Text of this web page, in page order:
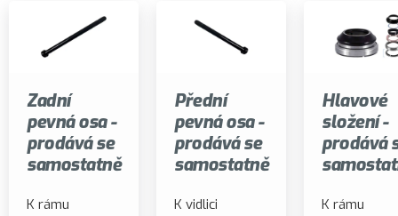
Zadní
pevná osa -
prodává se
samostatně
K rámu
Přední
pevná osa -
prodává se
samostatně
K vidlici
Hlavové
složení -
prodává
K rámu